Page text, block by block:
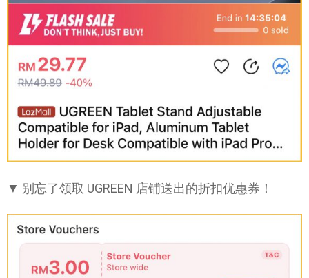
▼ 别忘了领取 UGREEN 店铺送出的折扣优惠券！